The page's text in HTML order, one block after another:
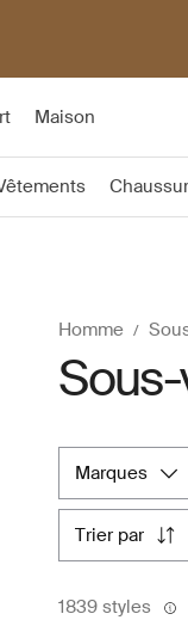
Maison
Homme
marques
trier par
1839 styles